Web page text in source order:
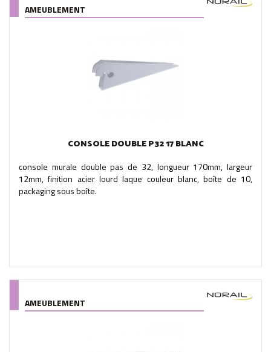
AMEUBLEMENT
CONSOLE DOUBLE P32 17 BLANC
console murale double pas de 32, longueur 170mm, largeur
12mm, finition acier lourd laque couleur blanc, boîte de 10,
packaging sous boîte.
AMEUBLEMENT